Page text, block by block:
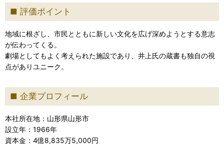
評価ポイント
地域に根ざし、市民とともに新しい文化を広げ深めようとする意志
が伝わってくる。
劇場としてもよく考えられた施設であり、井上氏の蔵書も独自の視
点がありユニーク。
企業プロフィール
本社所在地：山形県山形市
設立年：1966年
資本金：4億8,835万5,000円